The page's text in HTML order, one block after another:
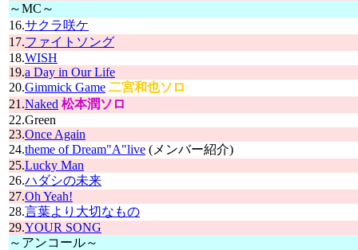
～MC～
16.サクラ咲ケ
17.ファイトソング
18.WISH
19.a Day in Our Life
20.Gimmick Game 二宮和也ソロ
21.Naked 松本潤ソロ
22.Green
23.Once Again
24.theme of Dream"A"live (メンバー紹介)
25.Lucky Man
26.ハダシの未来
27.Oh Yeah!
28.言葉より大切なもの
29.YOUR SONG
～アンコール～